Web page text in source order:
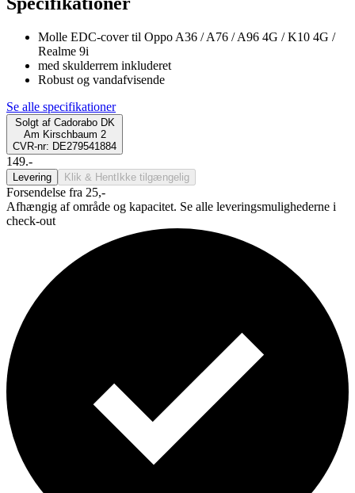
Molle EDC-cover til Oppo A36 / A76 / A96 4G / K10 4G /
Realme 9i
med skulderrem inkluderet
Robust og vandafvisende
Se alle specifikationer
Solgt af Cadorabo DK
Am Kirschbaum 2
CVR-nr: DE279541884
149.-
Levering Klik & Hent Ikke tilgængelig
Forsendelse fra 25,-
Afhængig af område og kapacitet. Se alle leveringsmulighederne i
check-out